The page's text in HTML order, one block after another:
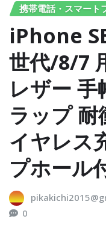
携帯電話・スマート
iPhone
世代/8/7
レザー
ラップ 耐
イヤレス
プホール
0